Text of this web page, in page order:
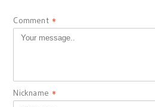
Comment *
Nickname *